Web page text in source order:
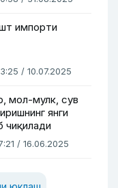
импорти
/ 10.07.2025
мол-мулк, сув
янги
чиқилади
/ 16.06.2025